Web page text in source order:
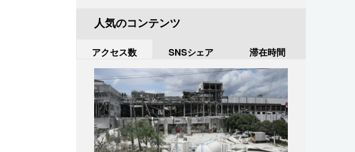
人気のコンテンツ
アクセス数 SNSシェア 滞在時間